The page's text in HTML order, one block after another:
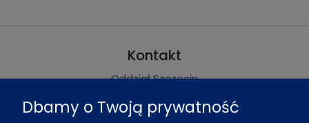
Kontakt
Oddział Szczecin
Dbamy o Twoją prywatność